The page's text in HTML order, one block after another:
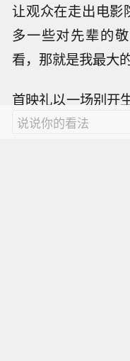
让观众在走出电影
多一些对先辈的
看，那就是我最大
首映礼以一场别开
——全体主创与嘉
说说你的看法